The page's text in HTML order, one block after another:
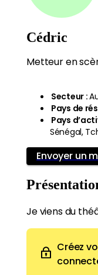
Cédric
Metteur en
Secteur :
Pays de
Pays
Sénégal,
Envoyer un
Je viens du
Créez